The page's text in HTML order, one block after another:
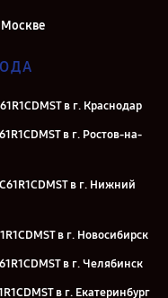
в г. Краснодар
в г. Ростов-на-
в г. Нижний
в г. Новосибирск
в г. Челябинск
в г. Екатеринбург